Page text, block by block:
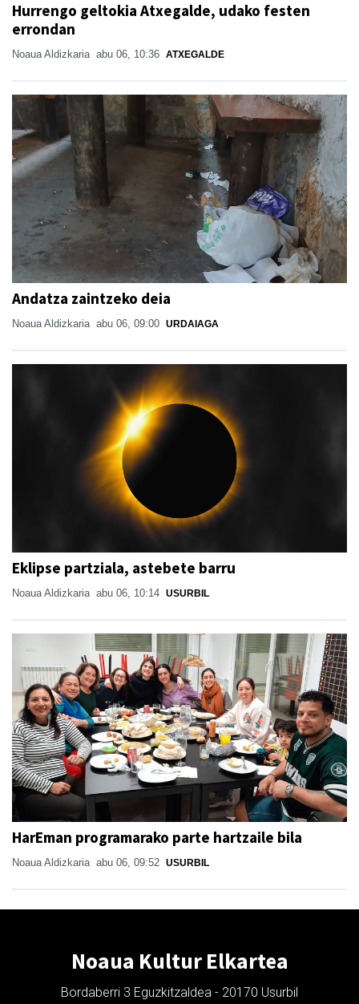
Hurrengo geltokia Atxegalde, udako festen
errondan
Noaua Aldizkaria abu 06, 10:36 ATXEGALDE
Andatza zaintzeko deia
Noaua Aldizkaria abu 06, 09:00 URDAIAGA
Eklipse partziala, astebete barru
Noaua Aldizkaria abu 06, 10:14 USURBIL
HarEman programarako parte hartzaile bila
Noaua Aldizkaria abu 06, 09:52 USURBIL
Noaua Kultur Elkartea
Bordaberri 3 Eguzkitzaldea - 20170 Usurbil